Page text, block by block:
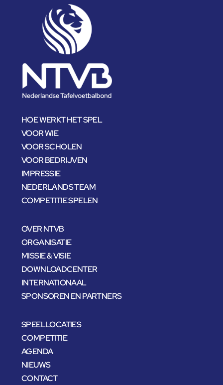
HOE WERKT HET SPEL
VOOR WIE
VOOR SCHOLEN
VOOR BEDRIJVEN
IMPRESSIE
NEDERLANDS TEAM
COMPETITIE SPELEN
OVER NTVB
ORGANISATIE
MISSIE & VISIE
DOWNLOADCENTER
INTERNATIONAAL
SPONSOREN EN PARTNERS
SPEELLOCATIES
COMPETITIE
AGENDA
NIEUWS
CONTACT